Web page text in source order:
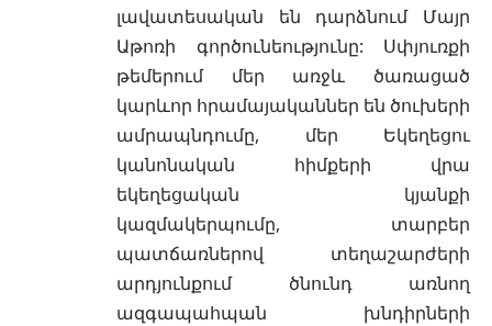
լավատեսական են դարձնում Մայր
Աթոռի գործունեությունը: Սփյուռքի
թեմերում մեր առջև ծառացած
կարևոր հրամայականներ են ծուխերի
ամրապնդումը, մեր Եկեղեցու
կանոնական հիմքերի վրա
եկեղեցական կյանքի
կազմակերպումը, տարբեր
պատճառներով տեղաշարժերի
արդյունքում ծնունդ առնող
ազգապահպան խնդիրների